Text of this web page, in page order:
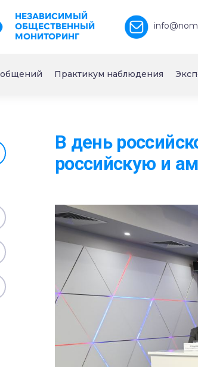
НЕЗАВИСИМЫЙ
ОБЩЕСТВЕННЫЙ
МОНИТОРИНГ
Практикум наблюдения
В день
российскую и